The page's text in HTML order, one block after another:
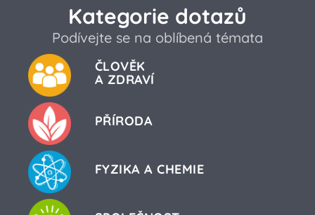
Kategorie dotazů
Podívejte se na oblíbená témata
ČLOVĚK
A ZDRAVÍ
PŘÍRODA
FYZIKA A CHEMIE